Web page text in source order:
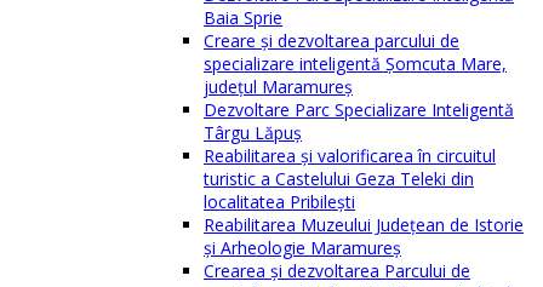
Baia Sprie
Creare și dezvoltarea parcului de
specializare inteligentă Șomcuta Mare,
județul Maramureș
Dezvoltare Parc Specializare Inteligentă
Târgu Lăpuș
Reabilitarea și valorificarea în circuitul
turistic a Castelului Geza Teleki din
localitatea Pribilești
Reabilitarea Muzeului Județean de Istorie
și Arheologie Maramureș
Crearea și dezvoltarea Parcului de